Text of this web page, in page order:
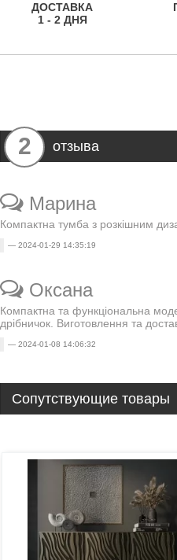
ДОСТАВКА
1 - 2 ДНЯ
2 отзыва
Марина
Компактна тумба з розкішним
2024-01-29 14:35:19
Оксана
Компактна та функціональна
дрібничок. Виготовлення та
2024-01-08 14:06:32
Сопутствующие товары